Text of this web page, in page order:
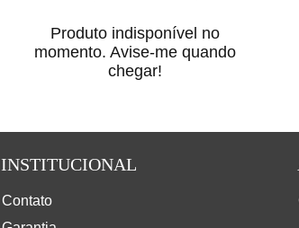
Produto indisponível no
momento. Avise-me quando
chegar!
INSTITUCIONAL
Contato